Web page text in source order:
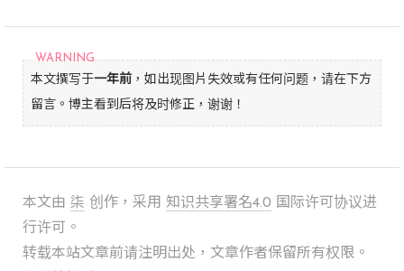
本文撰写于一年前 ，如出现图片失效或有任何问题，请在下方
留言。博主看到后将及时修正，谢谢！
本文由 柒 创作，采用 知识共享署名4.0 国际许可协议进
行许可。
转载本站文章前请注明出处，文章作者保留所有权限。